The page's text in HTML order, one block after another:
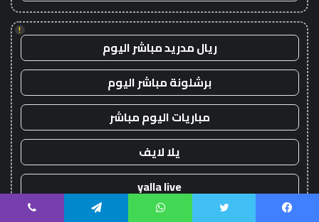
!
ريال مدريد مباشر اليوم
برشلونة مباشر اليوم
مباريات اليوم مباشر
يلا لايف
yalla live